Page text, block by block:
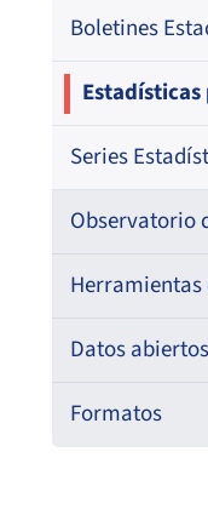
Documentos
Boletines
Series
Observatorio
Herramientas
Datos
Formatos